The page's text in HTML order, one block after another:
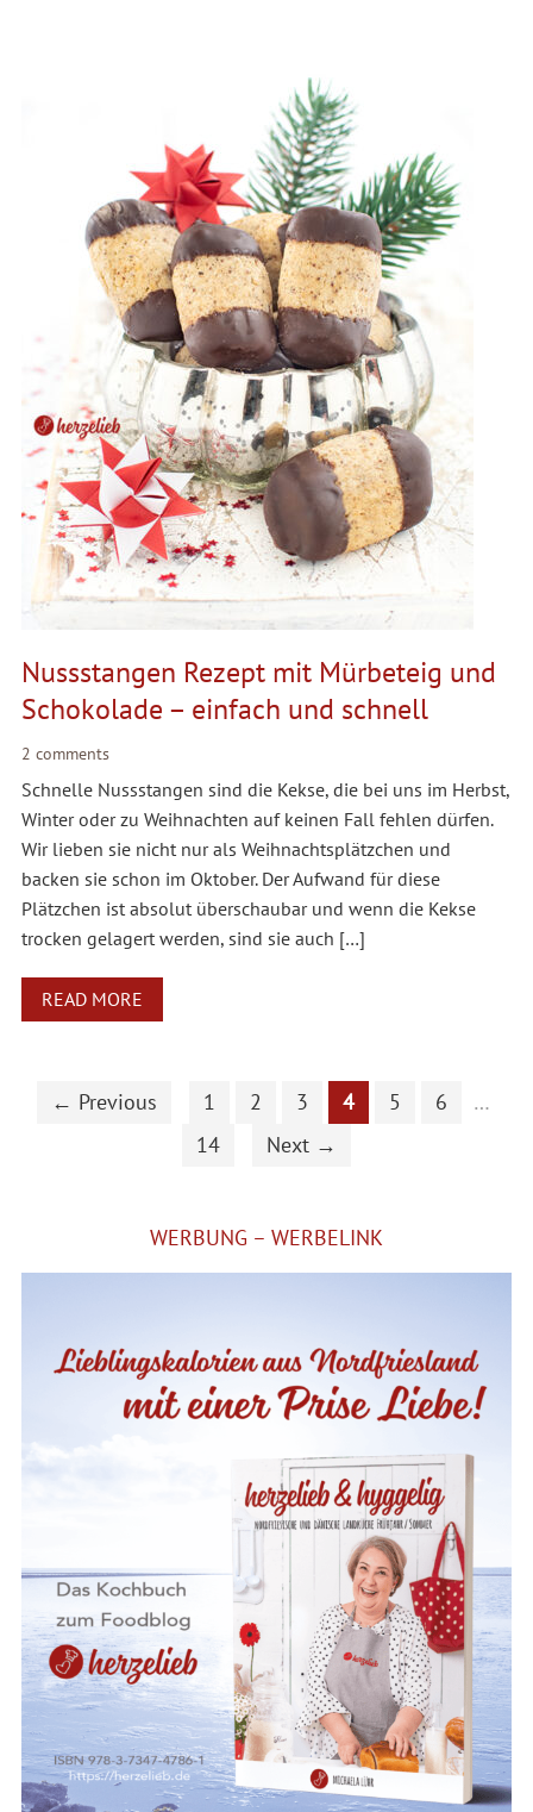
Nussstangen Rezept mit Mürbeteig und
Schokolade – einfach und schnell
2 comments
Schnelle Nussstangen sind die Kekse, die bei uns im Herbst,
Winter oder zu Weihnachten auf keinen Fall fehlen dürfen.
Wir lieben sie nicht nur als Weihnachtsplätzchen und
backen sie schon im Oktober. Der Aufwand für diese
Plätzchen ist absolut überschaubar und wenn die Kekse
trocken gelagert werden, sind sie auch […]
READ MORE
← Previous 1 2 3 4 5 6
…
14
Next →
WERBUNG – WERBELINK